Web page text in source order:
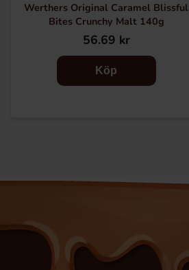
Werthers Original Caramel Blissful
Bites Crunchy Malt 140g
56.69 kr
Köp